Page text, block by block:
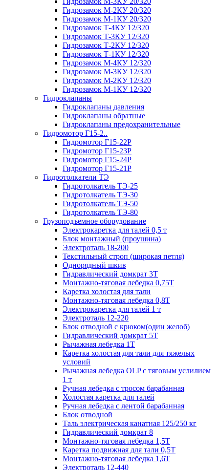
Гидрозамок М-2КУ 20/320
Гидрозамок М-1КУ 20/320
Гидрозамок Т-4КУ 12/320
Гидрозамок Т-3КУ 12/320
Гидрозамок Т-2КУ 12/320
Гидрозамок Т-1КУ 12/320
Гидрозамок М-4КУ 12/320
Гидрозамок М-3КУ 12/320
Гидрозамок М-2КУ 12/320
Гидрозамок М-1КУ 12/320
Гидроклапаны
Гидроклапаны давления
Гидроклапаны обратные
Гидроклапаны предохранительные
Гидромотор Г15-2..
Гидромотор Г15-22Р
Гидромотор Г15-23Р
Гидромотор Г15-24Р
Гидромотор Г15-21Р
Гидротолкатели ТЭ
Гидротолкатель ТЭ-25
Гидротолкатель ТЭ-30
Гидротолкатель ТЭ-50
Гидротолкатель ТЭ-80
Грузоподъемное оборудование
Электрокаретка для талей 0,5 т
Блок монтажный (проушина)
Электроталь 18-200
Текстильный строп (широкая петля)
Однорядный шкив
Гидравлический домкрат 3T
Монтажно-тяговая лебедка 0,75Т
Каретка холостая для тали
Монтажно-тяговая лебедка 0,8Т
Электрокаретка для талей 1 т
Электроталь 12-220
Блок отводной с крюком(один желоб)
Гидравлический домкрат 5T
Рычажная лебедка 1Т
Каретка холостая для тали для тяжелых
условий
Рычажная лебедка OLP с тяговым услилием
1 т
Ручная лебедка с тросом барабанная
Холостая каретка для талей
Ручная лебедка с лентой барабанная
Блок отводной
Таль электрическая канатная 125/250 кг
Гидравлический домкрат 8
Монтажно-тяговая лебедка 1,5Т
Каретка подвижная для тали 0,5Т
Монтажно-тяговая лебедка 1,6Т
Электроталь 12-440